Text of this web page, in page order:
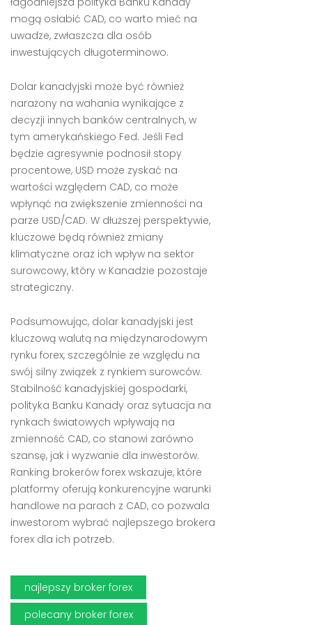
mogą osłabić CAD, co warto mieć na
uwadze, zwłaszcza dla osób
inwestujących długoterminowo.
Dolar kanadyjski może być również
narażony na wahania wynikające z
decyzji innych banków centralnych, w
tym amerykańskiego Fed. Jeśli Fed
będzie agresywnie podnosił stopy
procentowe, USD może zyskać na
wartości względem CAD, co może
wpłynąć na zwiększenie zmienności na
parze USD/CAD. W dłuższej perspektywie,
kluczowe będą również zmiany
klimatyczne oraz ich wpływ na sektor
surowcowy, który w Kanadzie pozostaje
strategiczny.
Podsumowując, dolar kanadyjski jest
kluczową walutą na międzynarodowym
rynku forex, szczególnie ze względu na
swój silny związek z rynkiem surowców.
Stabilność kanadyjskiej gospodarki,
polityka Banku Kanady oraz sytuacja na
rynkach światowych wpływają na
zmienność CAD, co stanowi zarówno
szansę, jak i wyzwanie dla inwestorów.
Ranking brokerów forex wskazuje, które
platformy oferują konkurencyjne warunki
handlowe na parach z CAD, co pozwala
inwestorom wybrać najlepszego brokera
forex dla ich potrzeb.
najlepszy broker forex
polecany broker forex